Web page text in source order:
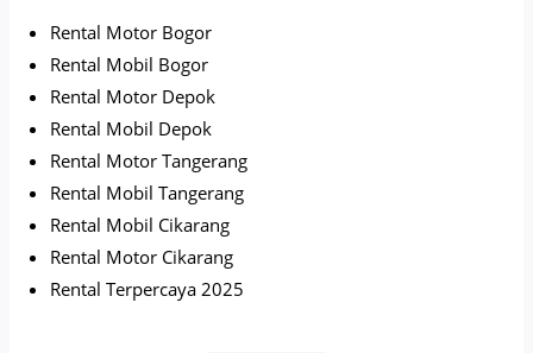
Rental Motor Bogor
Rental Mobil Bogor
Rental Motor Depok
Rental Mobil Depok
Rental Motor Tangerang
Rental Mobil Tangerang
Rental Mobil Cikarang
Rental Motor Cikarang
Rental Terpercaya 2025